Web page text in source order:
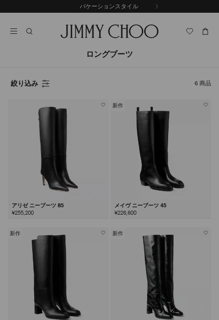
ン
ス
ラ
バケーションスタイル
ロングブーツ
絞り込み 6商品
アリゼ ニーブーツ 85
¥255,200
新作
メイヴ ニーブーツ 45
¥226,600
新作 新作